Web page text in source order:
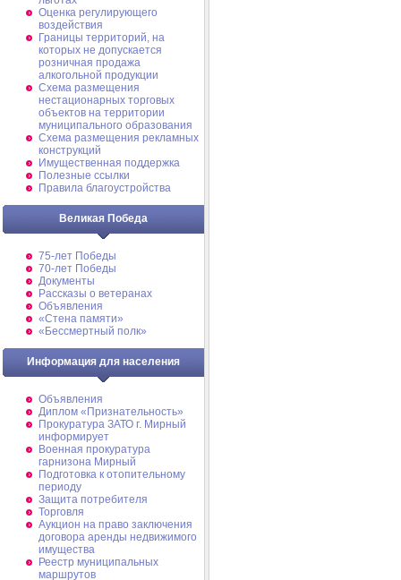
Оценка регулирующего
воздействия
Границы территорий, на
которых не допускается
розничная продажа
алкогольной продукции
Схема размещения
нестационарных торговых
объектов на территории
муниципального образования
Схема размещения рекламных
конструкций
Имущественная поддержка
Полезные ссылки
Правила благоустройства
Великая Победа
75-лет Победы
70-лет Победы
Документы
Рассказы о ветеранах
Объявления
«Стена памяти»
«Бессмертный полк»
Информация для населения
Объявления
Диплом «Признательность»
Прокуратура ЗАТО г. Мирный
информирует
Военная прокуратура
гарнизона Мирный
Подготовка к отопительному
периоду
Защита потребителя
Торговля
Аукцион на право заключения
договора аренды недвижимого
имущества
Реестр муниципальных
маршрутов